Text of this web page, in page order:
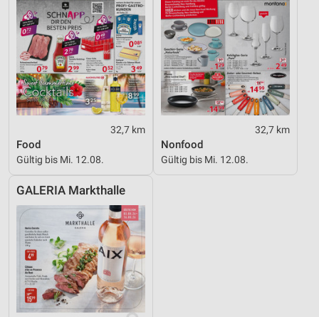
32,7 km
Food
Gültig bis Mi. 12.08.
32,7 km
Nonfood
Gültig bis Mi. 12.08.
GALERIA Markthalle